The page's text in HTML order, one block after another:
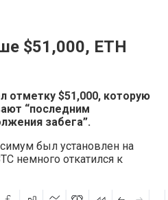
$51,000, ETH
отметку $51,000, которую
“последним
забега”.
был установлен на
немного откатился к